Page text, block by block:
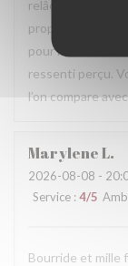
relâchement est
propriétaire qui
pour la
ressenti perçu.
l’on compare
MaryleneL
2026-08-08 -
Service : 4/5
Bourride et mille